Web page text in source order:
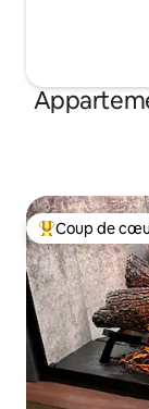
Coups de
Coup de